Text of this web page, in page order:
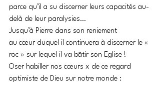
parce qu’il a su discerner leurs capacités au-
delà de leur paralysies…
Jusqu’à Pierre dans son reniement
au cœur duquel il continuera à discerner le «
roc » sur lequel il va bâtir son Eglise !
Oser habiller nos cœurs x de ce regard
optimiste de Dieu sur notre monde :